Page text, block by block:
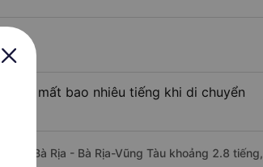
Tàu mất bao nhiêu tiếng khi di chuyển
đi Bà Rịa - Bà Rịa-Vũng Tàu khoảng 2.8 tiếng,